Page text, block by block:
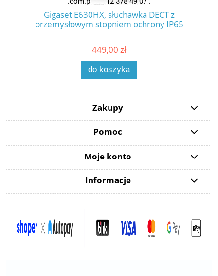
Gigaset E630HX, słuchawka DECT z
przemysłowym stopniem ochrony IP65
449,00 zł
do koszyka
Zakupy
Pomoc
Moje konto
Informacje